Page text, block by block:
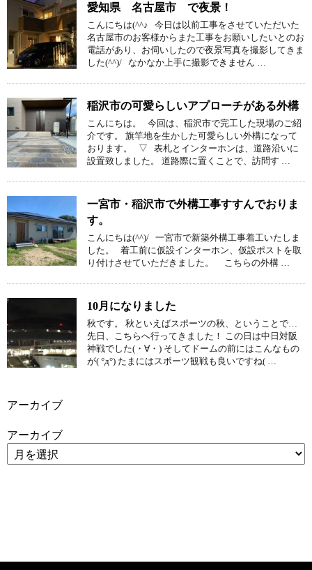
愛知県 名古屋市 で夜景！
こんにちは(^^♪ 今日は以前工事をさせていただいた
名古屋市のお客様からまた工事をお願いしたいとのお
電話があり、お伺いしたので夜景写真を撮影してきま
した(^^)/ なかなか上手に撮影できません …
稲沢市の可愛らしいアプローチがある外構
こんにちは。 今回は、稲沢市で完工した現場のご紹
介です。 旗竿地を生かした可愛らしい外構になって
おります。 ▽ 表札とインターホンは、道路沿いに
設置致しました。 道路際に置くことで、訪問す …
一宮市・稲沢市で外構工事すすんでおりま
す。
こんにちは(^^)/ 一宮市で新築外構工事着工いたしま
した。 着工前に仮設インターホン、仮設ポストを取
り付けさせていただきました。 こちらの外構 …
10月になりました
秋です。 秋といえばスポーツの秋、ということで…
先日、こちらへ行ってきました！ この日は中日対阪
神戦でした(・∀・) そしてドームの前にはこんなもの
が( °д°) たまにはスポーツ観戦も良いですね( …
アーカイブ
アーカイブ